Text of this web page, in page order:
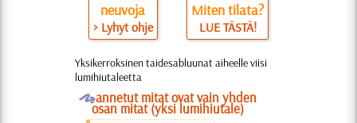
neuvoja
> Lyhyt ohje
Miten tilata?
LUE TÄSTÄ!
Yksikerroksinen taidesabluunat aiheelle viisi
lumihiutaleetta
Oannetut mitat ovat vain yhden
osan mitat (yksi lumihiutale)